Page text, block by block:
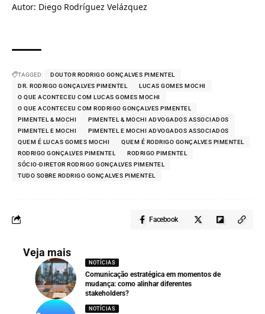
Autor: Diego Rodríguez Velázquez
TAGGED:
DOUTOR RODRIGO GONÇALVES PIMENTEL
DR. RODRIGO GONÇALVES PIMENTEL
LUCAS GOMES MOCHI
O QUE ACONTECEU COM LUCAS GOMES MOCHI
O QUE ACONTECEU COM RODRIGO GONÇALVES PIMENTEL
PIMENTEL & MOCHI
PIMENTEL & MOCHI ADVOGADOS ASSOCIADOS
PIMENTEL E MOCHI
PIMENTEL E MOCHI ADVOGADOS ASSOCIADOS
QUEM É LUCAS GOMES MOCHI
QUEM É RODRIGO GONÇALVES PIMENTEL
RODRIGO GONÇALVES PIMENTEL
RODRIGO PIMENTEL
SÓCIO-DIRETOR RODRIGO GONÇALVES PIMENTEL
TUDO SOBRE RODRIGO GONÇALVES PIMENTEL
Facebook
Veja mais
NOTÍCIAS
Comunicação estratégica em momentos de
mudança: como alinhar diferentes
stakeholders?
NOTÍCIAS